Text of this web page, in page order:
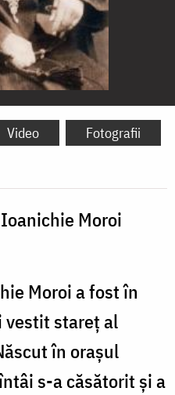
Video Fotografii
Moroi
Moroi a fost în
vestit stareț al
în orașul
s-a căsătorit și a